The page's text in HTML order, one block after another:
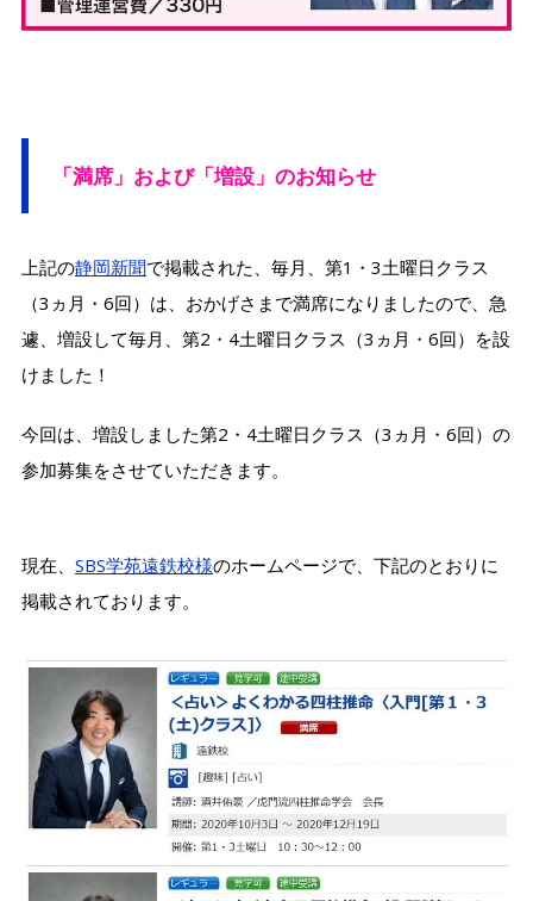
「満席」および「増設」のお知らせ
上記の静岡新聞で掲載された、毎月、第1・3土曜日クラス
（3ヵ月・6回）は、おかげさまで満席になりましたので、急
遽、増設して毎月、第2・4土曜日クラス（3ヵ月・6回）を設
けました！
今回は、増設しました第2・4土曜日クラス（3ヵ月・6回）の
参加募集をさせていただきます。
現在、 SBS学苑遠鉄校様のホームページで、下記のとおりに
掲載されております。